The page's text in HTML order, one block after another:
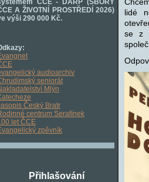
A ŽIVOTNÍ PROSTŘEDÍ 2026)
výši 290 000 Kč.
audioarchiv
seniorát
Mlýn
Český Bratr
centrum Serafínek
let ČCE
zpěvník
Přihlašování
lidé
se z